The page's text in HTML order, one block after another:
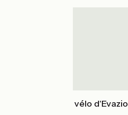
L'expertise vélo d'Evazio